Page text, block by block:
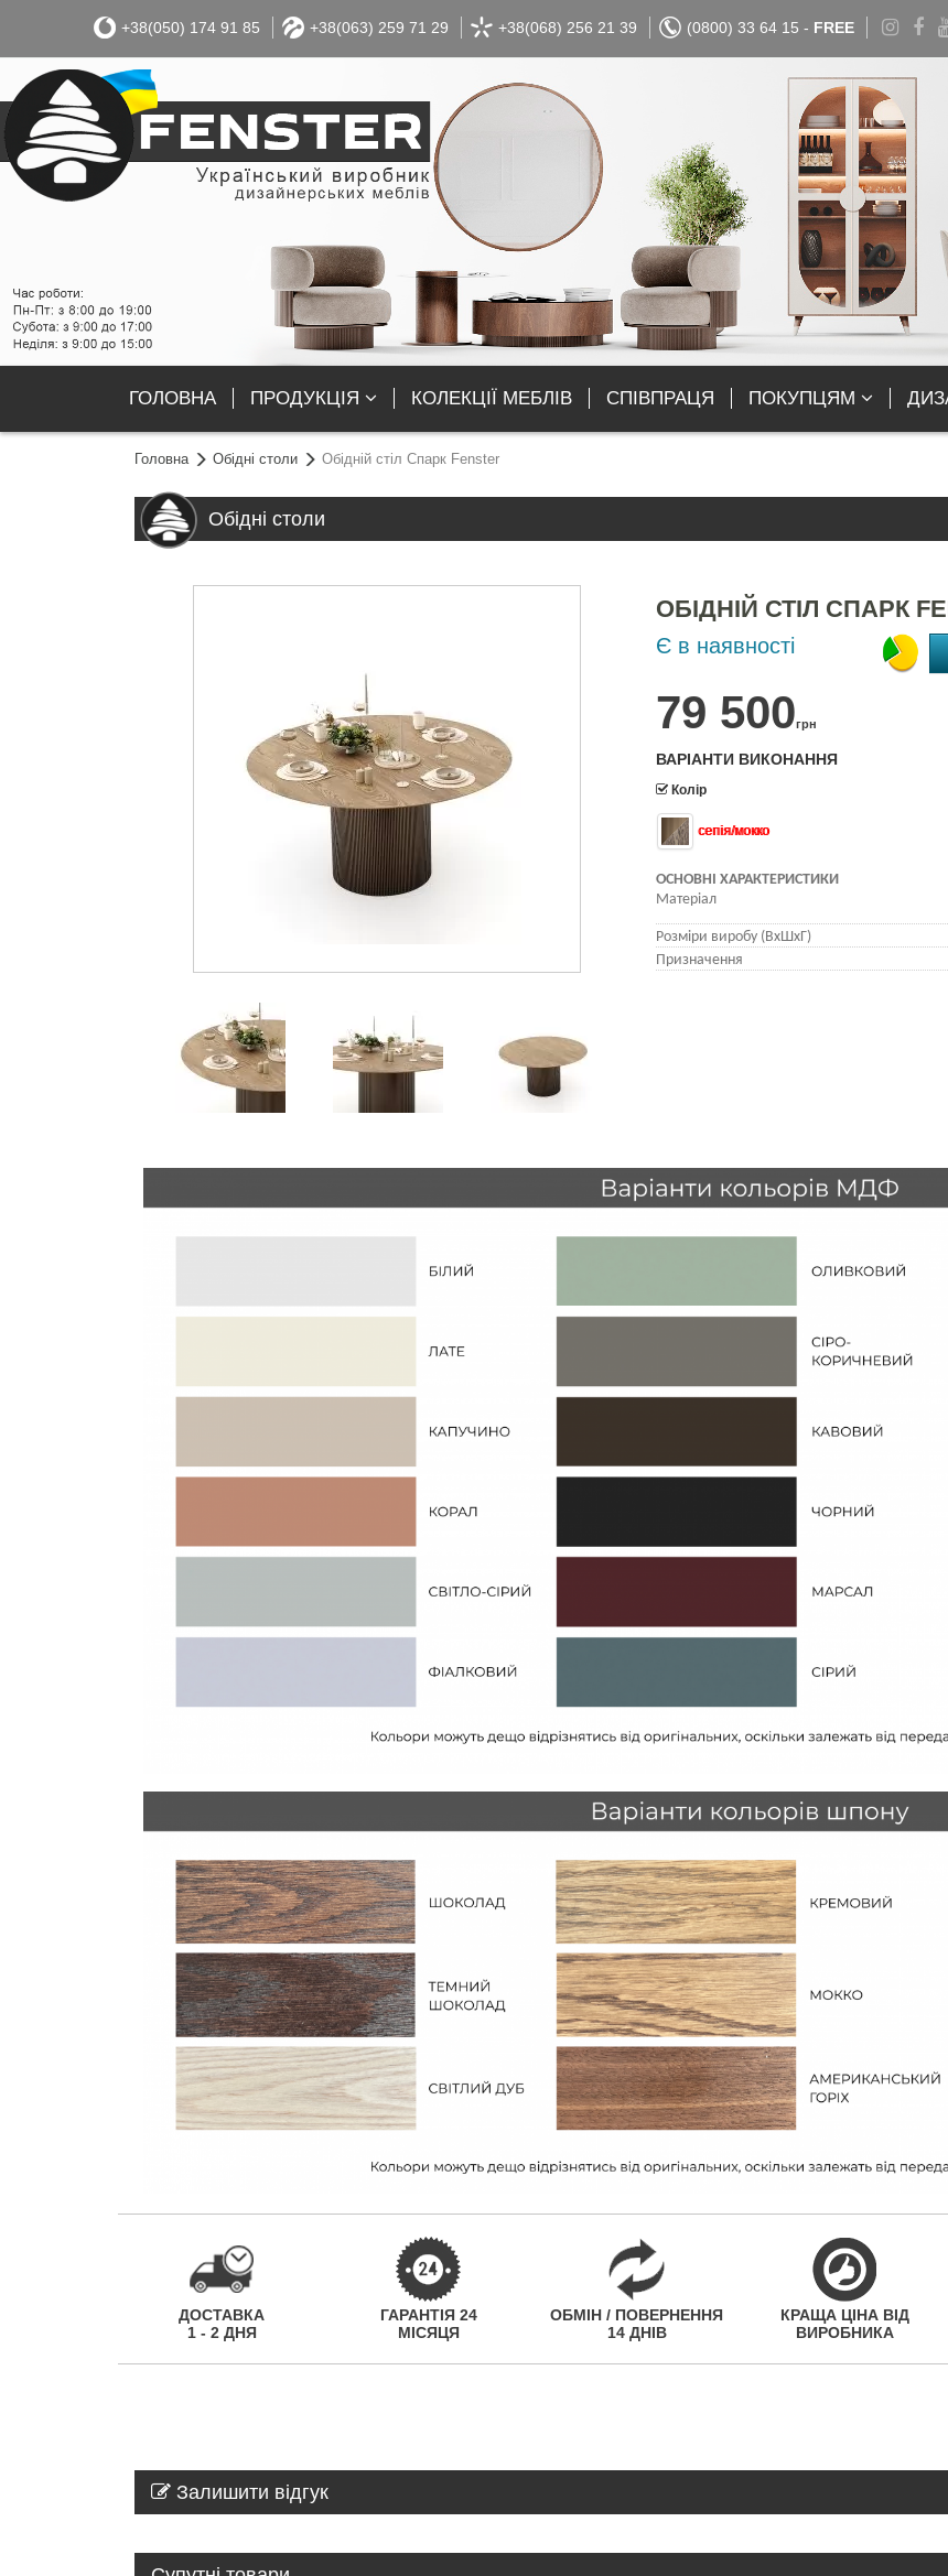
+38(050) 174 91 85 +38(063) 259 71 29 +38(068) 256 21 39 (0800) 33 64 15 - FREE
ГОЛОВНА ПРОДУКЦІЯ КОЛЕКЦІЇ МЕБЛІВ СПІВПРАЦЯ ПОКУПЦЯМ
Головна Обідні столи Обідній стіл Спарк Fenster
Обідні столи
ОБІДНІЙ СТІЛ СПАРК
Є в наявності
79 500грн
ВАРІАНТИ ВИКОНАННЯ
Колір
сепія/мокко
ОСНОВНІ ХАРАКТЕРИСТИКИ
Матеріал
Розміри виробу (ВхШхГ)
Призначення
ДОСТАВКА
1 - 2 ДНЯ
ГАРАНТІЯ 24
МІСЯЦЯ
ОБМІН / ПОВЕРНЕННЯ
14 ДНІВ
КРАЩА ЦІНА ВІД
ВИРОБНИКА
Залишити відгук